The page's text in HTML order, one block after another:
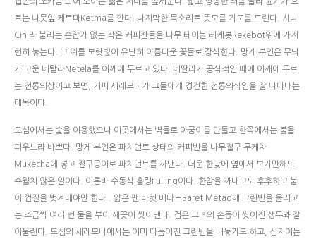
집안의 조카쯤 되어 보이는 젊은 처녀를 앞세운다. 넓고 평평한 터를 골라 윤기가 흐
르는 나뭇잎 케트마Ketma를 깐다. 나지막한 목소리로 뜻모를 기도를 드린다. 시니
Cini라 불리는 손잡가 없는 작은 커피잔들을 나무 테이블 레케봇Rekebot위에 가지
런히 놓는다. 그 위를 보랏빛이 유난히 아름다운 꽃들로 장식한다. 망게 부인은 무늬
가 고운 네탈라Netela를 어깨에 두르고 있다. 네딸라가 공식적인 때에 어깨에 두르
는 전통의상이고 보면, 커피 세레모니가 그들에게 경건한 전통의식임을 잘 나타내는
대목이다.
도심에서는 숯을 이용했으나 이곳에서는 벽돌로 아궁이를 만들고 한쪽에서는 불을
피우느라 바쁘다. 망게 부인은 파치먼트 상태의 커피빈을 나무절구 무케차
Mukecha에 넣고 절구공이로 파치먼트를 까낸다. 더운 한낮에 옆에서 보기만해도
수월치 않은 일이다. 이른바 수동식 훌링Fulling이다. 한참을 까내고도 후후하고 불
어 껍질을 벗겨내야만 한다.. 얇은 팬 바렛 메타드Baret Metad에 그린빈을 올리고
는 조금씩 여러 번 물을 부어 깨끗이 씻어낸다. 검은 그녀의 손등이 씻어진 생두와 잘
어울린다. 도심의 세레모니에서는 이미 다듬어진 그린빈을 내놓기도 하고, 심지어는